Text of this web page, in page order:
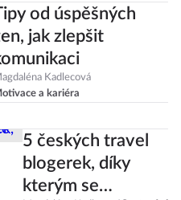
od úspěšných
jak zlepšit
Kadlecová
a kariéra
5 českých travel
blogerek, díky
kterým se